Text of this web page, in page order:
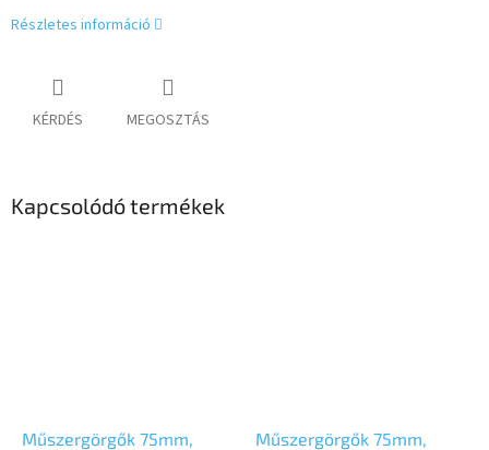
Részletes információ
KÉRDÉS MEGOSZTÁS
Kapcsolódó termékek
Műszergörgők 75mm,
Műszergörgők 75mm,